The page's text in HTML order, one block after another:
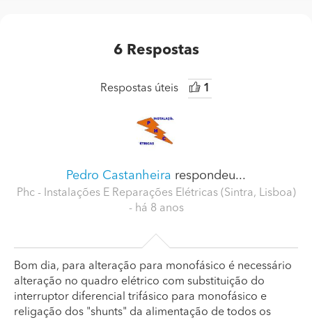
6 Respostas
Respostas úteis 1
Pedro Castanheira respondeu...
Phc - Instalações E Reparações Elétricas (Sintra, Lisboa)
- há 8 anos
Bom dia, para alteração para monofásico é necessário
alteração no quadro elétrico com substituição do
interruptor diferencial trifásico para monofásico e
religação dos "shunts" da alimentação de todos os